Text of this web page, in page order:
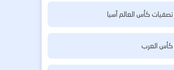
تصفيات كأس العالم آسيا
كأس العرب